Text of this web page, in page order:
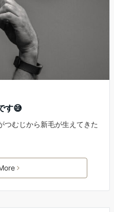
す😅
つむじから新毛が生えてきた